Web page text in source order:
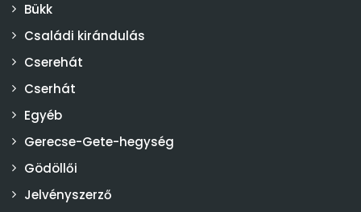
Bükk
Családi kirándulás
Cserehát
Cserhát
Egyéb
Gerecse-Gete-hegység
Gödöllői
Jelvényszerző